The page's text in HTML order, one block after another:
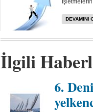
DEVAMINI
İlgili
6.